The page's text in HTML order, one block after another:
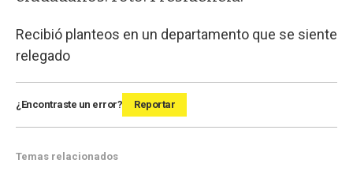
Recibió planteos en un departamento que se siente
relegado
¿Encontraste un error? Reportar
Temas relacionados